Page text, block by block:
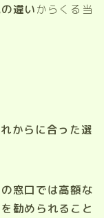
違いからくる当
からに合った選
窓口では高額な
勧められること